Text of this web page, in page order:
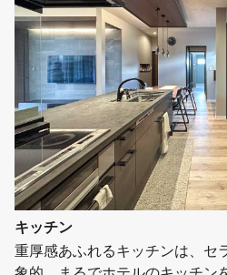
キッチン
重厚感あふれるキッチンは、セ